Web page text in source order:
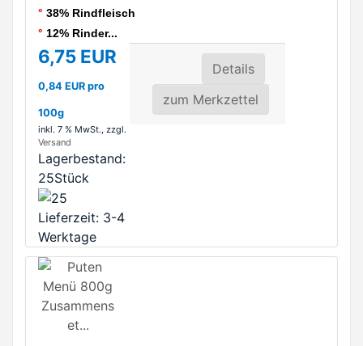
° 38% Rindfleisch
° 12% Rinder...
6,75 EUR
0,84 EUR pro
100g
inkl. 7 % MwSt. , zzgl.
Versand
Lagerbestand:
25Stück
Lieferzeit: 3-4
Werktage
Details
zum Merkzettel